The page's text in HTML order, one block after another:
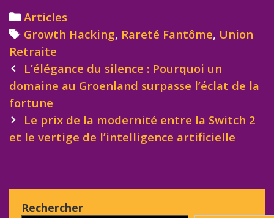
Categories
Articles
Tags
Growth Hacking, Rareté Fantôme, Union
Retraite
Post
navigation
L’élégance du silence : Pourquoi un
domaine au Groenland surpasse l’éclat de la
fortune
Le prix de la modernité entre la Switch 2
et le vertige de l’intelligence artificielle
Rechercher